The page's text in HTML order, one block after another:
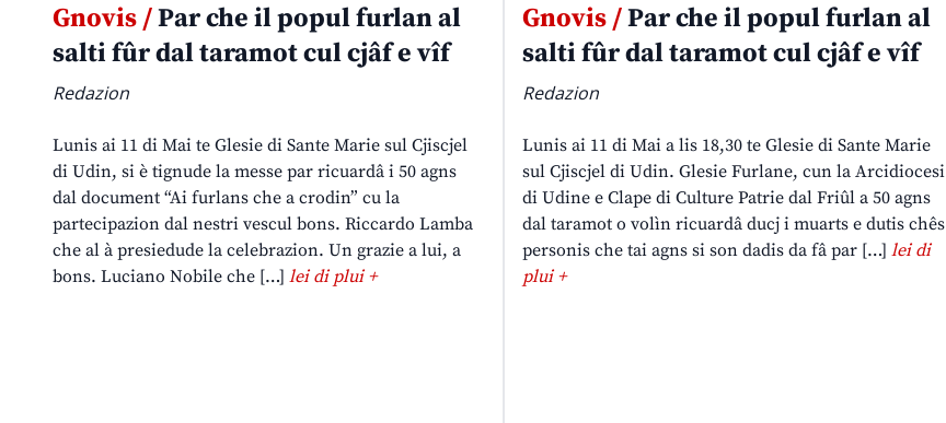
Gnovis /Par che il popul furlan al
salti fûr dal taramot cul cjâf e vîf
Redazion
Lunis ai 11 di Mai te Glesie di Sante Marie sul Cjiscjel
di Udin, si è tignude la messe par ricuardâ i 50 agns
dal document “Ai furlans che a crodin” cu la
partecipazion dal nestri vescul bons. Riccardo Lamba
che al à presiedude la celebrazion. Un grazie a lui, a
bons. Luciano Nobile che […] lei di plui +
Gnovis /Par che il popul furlan al
salti fûr dal taramot cul cjâf e vîf
Redazion
Lunis ai 11 di Mai a lis 18,30 te Glesie di Sante Marie
sul Cjiscjel di Udin. Glesie Furlane, cun la Arcidiocesi
di Udine e Clape di Culture Patrie dal Friûl a 50 agns
dal taramot o volìn ricuardâ ducj i muarts e dutis chês
personis che tai agns si son dadis da fâ par […] lei di
plui +